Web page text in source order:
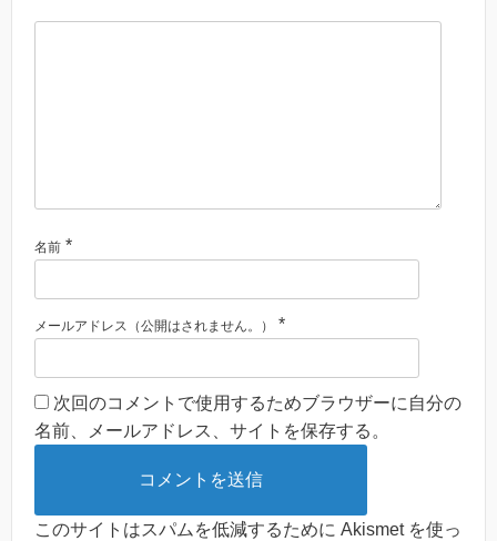
名前 *
メールアドレス（公開はされません。） *
次回のコメントで使用するためブラウザーに自分の
名前、メールアドレス、サイトを保存する。
このサイトはスパムを低減するために Akismet を使っ